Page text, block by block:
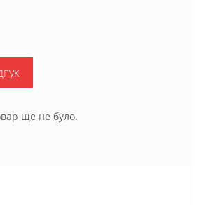
ще не було.